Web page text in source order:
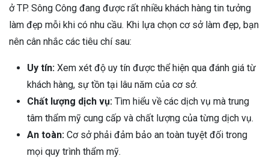
ở TP. Sông Công đang được rất nhiều khách hàng tin tưởng
làm đẹp mỗi khi có nhu cầu. Khi lựa chọn cơ sở làm đẹp, bạn
nên cân nhắc các tiêu chí sau:
Uy tín: Xem xét độ uy tín được thể hiện qua đánh giá từ
khách hàng, sự tồn tại lâu năm của cơ sở.
Chất lượng dịch vụ: Tìm hiểu về các dịch vụ mà trung
tâm thẩm mỹ cung cấp và chất lượng của từng dịch vụ.
An toàn: Cơ sở phải đảm bảo an toàn tuyệt đối trong
mọi quy trình thẩm mỹ.